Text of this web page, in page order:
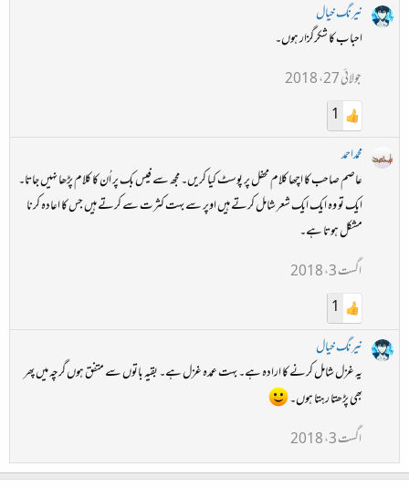
نیرنگ خیال
احباب کا شکرگزار ہوں۔
جولائی 27، 2018
1
محمداحمد
عاصم صاحب کا اچھا کلام محفل پر پوسٹ کیا کریں۔ مجھ سے فیس بک پر اُن کا کلام پڑھا نہیں جاتا۔
ایک تو وہ ایک ایک شعر شامل کرتے ہیں اوپر سے بہت کثرت سے کرتے ہیں جس کا اعادہ کرنا
مشکل ہوتا ہے۔
اگست 3، 2018
1
نیرنگ خیال
یہ غزل شامل کرنے کا ارادہ ہے۔ بہت عمدہ غزل ہے۔ بقیہ باتوں سے متفق ہوں گرچہ میں پھر
بھی پڑھتا رہتا ہوں۔
اگست 3، 2018